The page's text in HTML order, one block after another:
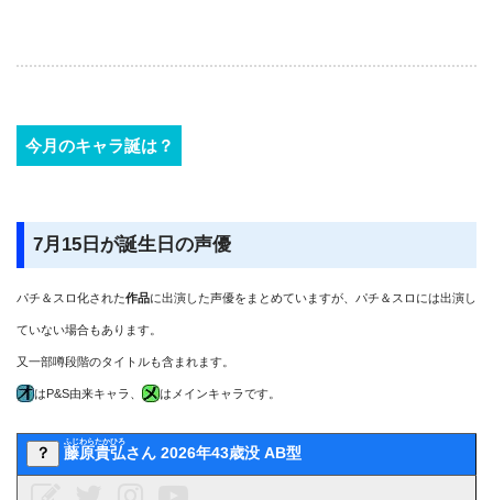
今月のキャラ誕は？
7月15日が誕生日の声優
パチ＆スロ化された作品に出演した声優をまとめていますが、パチ＆スロには出演し
ていない場合もあります。
又一部噂段階のタイトルも含まれます。
はP&S由来キャラ、 はメインキャラです。
？ 藤原貴弘
ふじわらたかひろ
さん 2026年43歳没 AB型